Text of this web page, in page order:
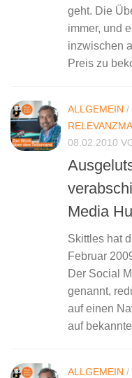
geht. Die
immer, und
inzwischen
Preis zu
ALLGEMEIN /
08.02.2010
Media
Skittles hat
Februar
Der Social
genannt,
auf einen
auf
ALLGEMEIN /